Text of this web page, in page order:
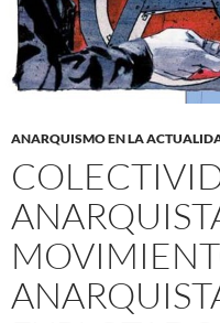
ANARQUISMO EN LA